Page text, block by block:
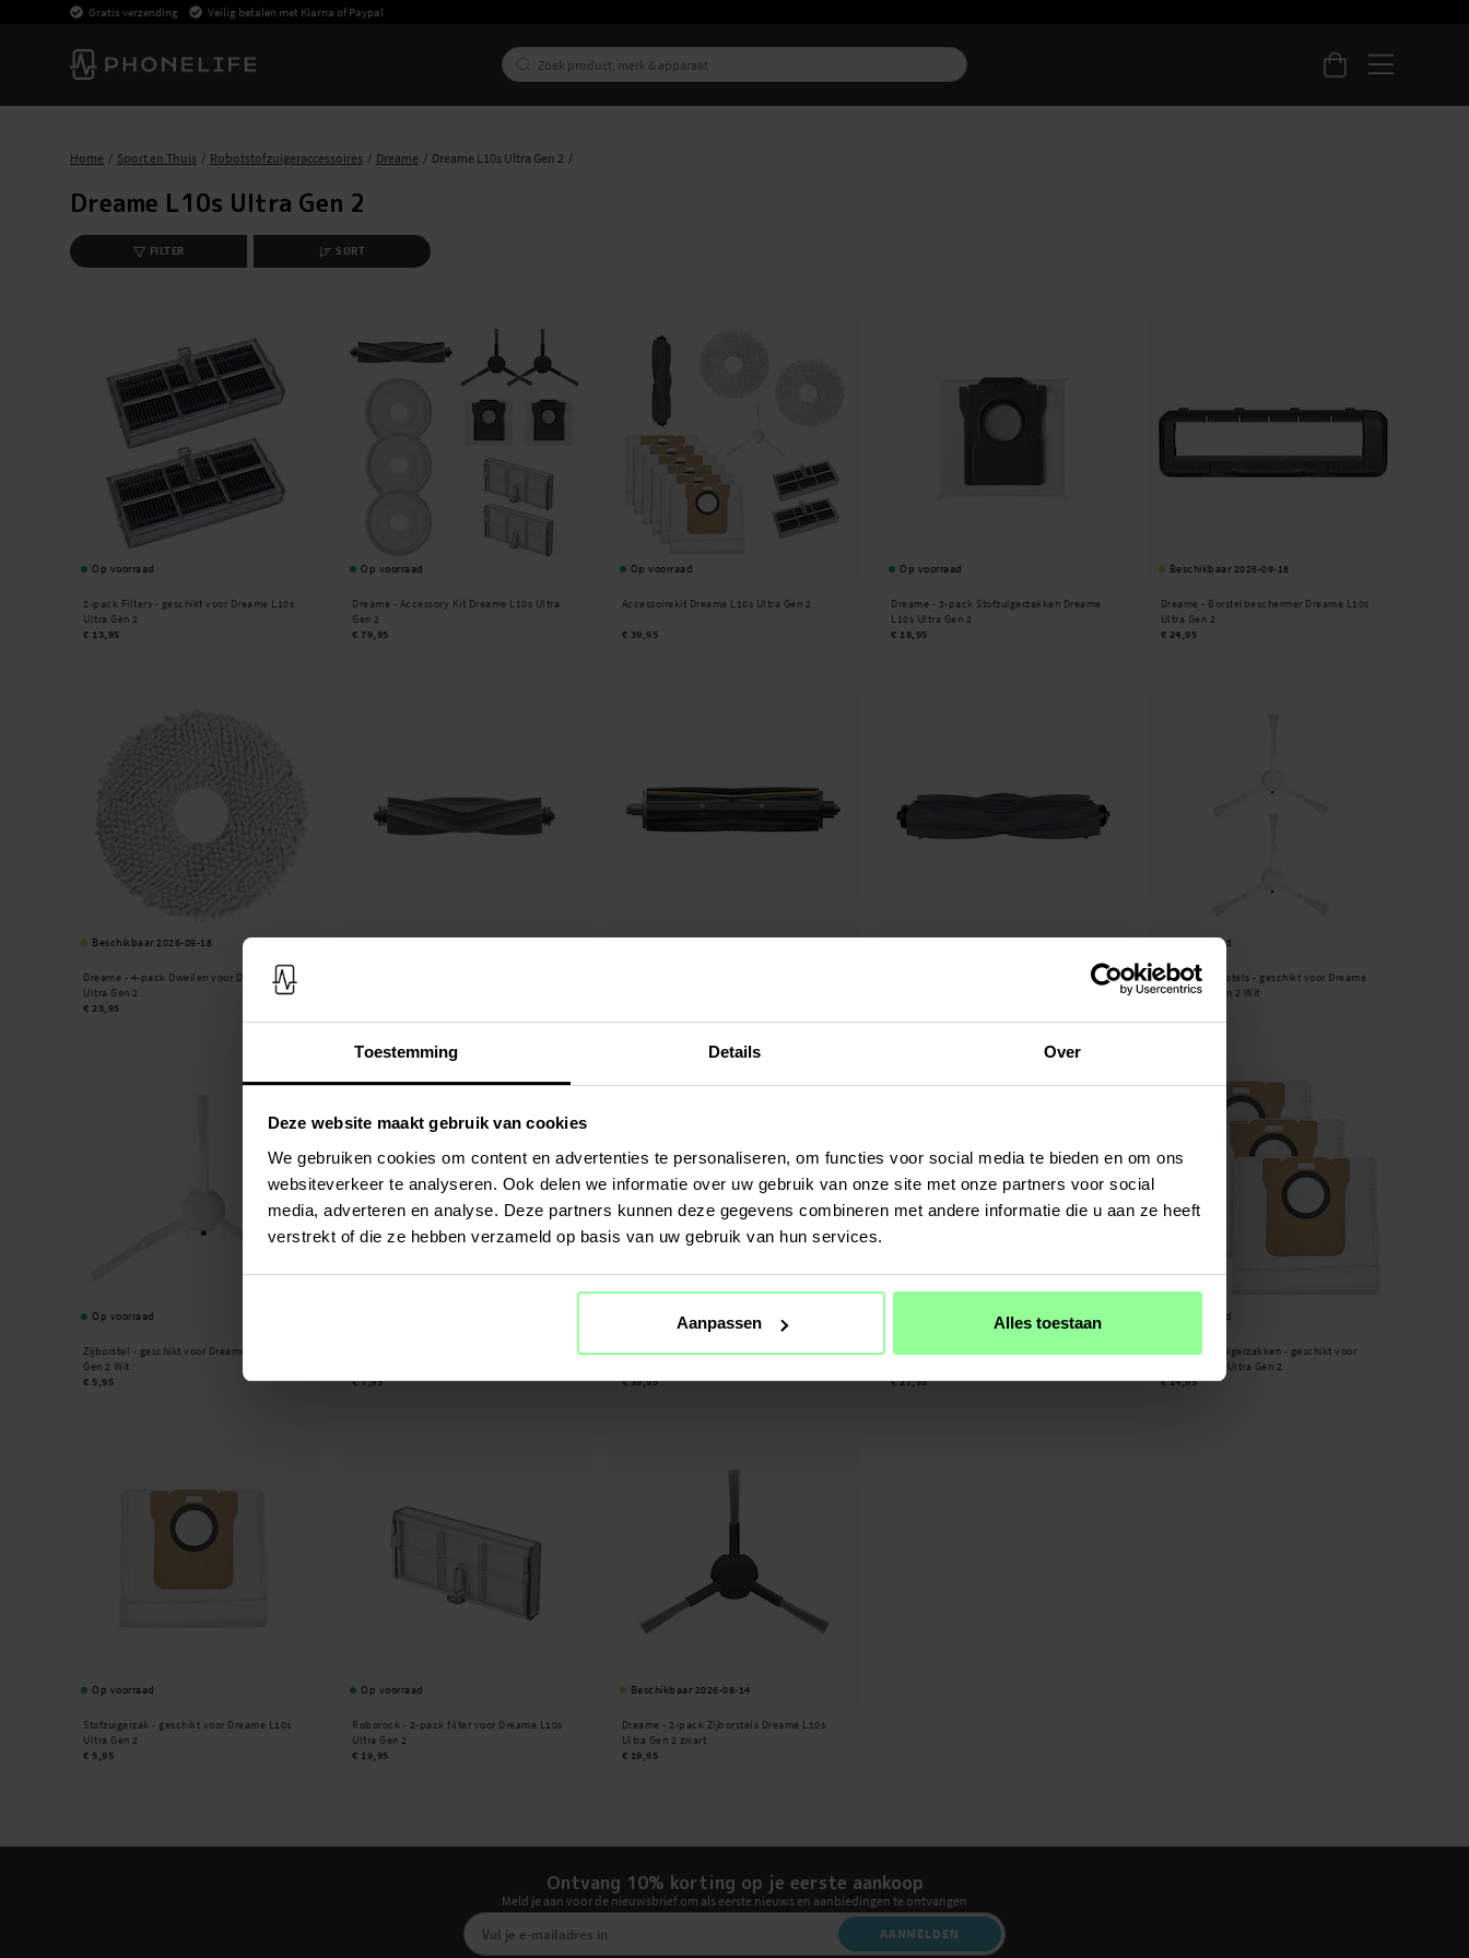
Toestemming Details Over
Deze website maakt gebruik van cookies
We gebruiken cookies om content en advertenties te personaliseren, om functies voor social media te bieden en om ons
websiteverkeer te analyseren. Ook delen we informatie over uw gebruik van onze site met onze partners voor social
media, adverteren en analyse. Deze partners kunnen deze gegevens combineren met andere informatie die u aan ze heeft
verstrekt of die ze hebben verzameld op basis van uw gebruik van hun services.
Aanpassen Alles toestaan
Gratis verzending Veilig betalen met Klarna of Paypal
Home Sport en Thuis Robotstofzuigeraccessoires Dreame Dreame L10s Ultra Gen 2
Dreame L10s Ultra Gen 2
FILTER SORT
Op voorraad
2-pack Filters - geschikt voor Dreame L10s
Ultra Gen 2
€ 13,95
Op voorraad
Dreame - Accessory Kit Dreame L10s Ultra
Gen 2
€ 79,95
Op voorraad
Accessoirekit Dreame L10s Ultra Gen 2
€ 39,95
Op voorraad
Dreame - 3-pack Stofzuigerzakken Dreame
L10s Ultra Gen 2
€ 18,95
Beschikbaar 2026-09-18
Dreame - Borstelbeschermer Dreame L10s
Ultra Gen 2
€ 24,95
Beschikbaar 2026-09-18
Dreame - 4-pack Dweilen voor Dreame L10s
Ultra Gen 2
€ 23,95
Beschikbaar 2026-08-14 Op voorraad Op voorraad
Hoofdborstel - geschikt voor Dreame L10s
Op voorraad
2-pack Zijborstels - geschikt voor Dreame
L10s Ultra Gen 2 Wit
Op voorraad
Zijborstel - geschikt voor Dreame L10s Ultra
Gen 2 Wit
€ 5,95
€ 7,95
Op voorraad
10-pack stofzuigerzakken - geschikt voor
€ 39,95
6-pack stofzuigerzakken - geschikt voor
€ 27,95
Op voorraad
3-pack stofzuigerzakken - geschikt voor
Dreame L10s Ultra Gen 2
€ 14,95
Op voorraad
Stofzuigerzak - geschikt voor Dreame L10s
Ultra Gen 2
€ 5,95
Op voorraad
Roborock - 2-pack filter voor Dreame L10s
Ultra Gen 2
€ 19,95
Beschikbaar 2026-08-14
Dreame -2-pack Zijborstels Dreame L10s
Ultra Gen 2 zwart
€ 19,95
Ontvang 10% korting op je eerste aankoop
Meld je aan voor de nieuwsbrief om als eerste nieuws en aanbiedingen te ontvangen
AANMELDEN